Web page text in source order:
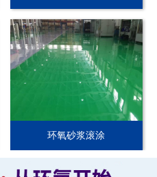
环氧砂浆滚涂